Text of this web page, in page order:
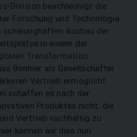
Division beschleunigt die
Forschung und Technologie
Ausbau der
in einem der
Transformation.
Bonnier als Gesellschafter
Vertrieb ermöglicht.
schaffen es nach der
Produktes nicht, die
Vertrieb nachhaltig zu
können wir dies nun